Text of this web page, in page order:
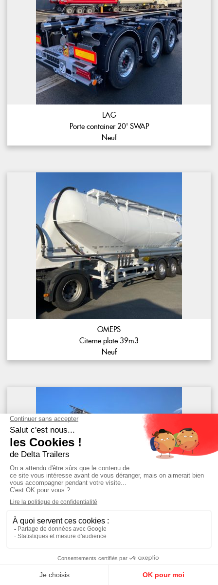
LAG
Porte container 20' SWAP
Neuf
OMEPS
Citerne plate 39m3
Neuf
Citerne pulvé 52/60ou63m3